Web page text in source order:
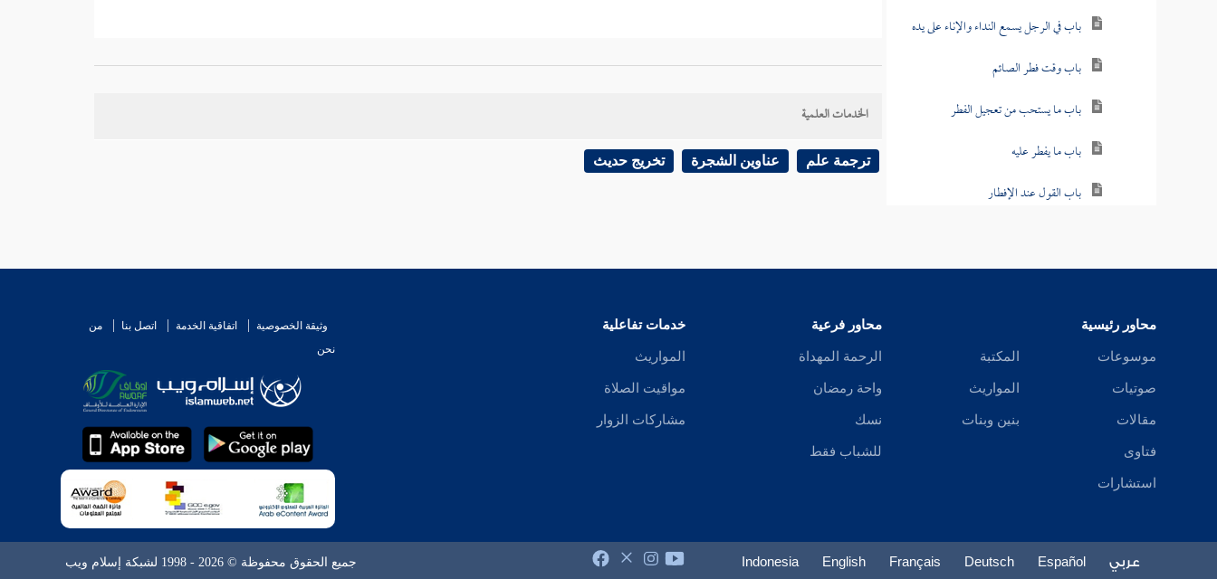
باب في الرجل يسمع النداء والإناء على يده
باب وقت فطر الصائم
باب ما يستحب من تعجيل الفطر
باب ما يفطر عليه
باب القول عند الإفطار
باب في الوصال
باب السواك للصائم
باب الصائم يصب عليه الماء من العطش
باب في الصائم يحتلم نهارا في شهر رمضان
الخدمات العلمية
ترجمة علم عناوين الشجرة تخريج حديث
محاور رئيسية
موسوعات
صوتيات
مقالات
فتاوى
استشارات
المكتبة
المواريث
بنين وبنات
محاور فرعية
الرحمة المهداة
واحة رمضان
نسك
للشباب فقط
خدمات تفاعلية
المواريث
مواقيت الصلاة
مشاركات الزوار
وثيقة الخصوصية اتفاقية الخدمة اتصل بنا
من
نحن
عربي Español
Deutsch
Français
English
Indonesia جميع الحقوق محفوظة © 2026 - 1998 لشبكة إسلام ويب